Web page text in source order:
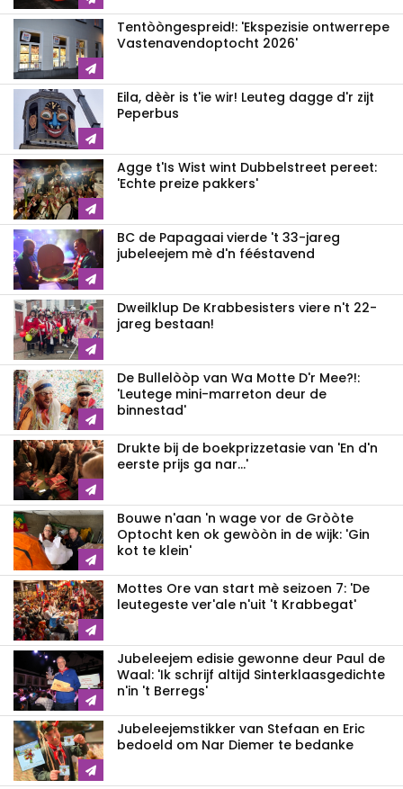
Tentòòngespreid!: 'Ekspezisie ontwerrepe
Vastenavendoptocht 2026'
Eila, dèèr is t'ie wir! Leuteg dagge d'r zijt
Peperbus
Agge t'Is Wist wint Dubbelstreet pereet:
'Echte preize pakkers'
BC de Papagaai vierde 't 33-jareg
jubeleejem mè d'n fééstavend
Dweilklup De Krabbesisters viere n't 22-
jareg bestaan!
De Bullelòòp van Wa Motte D'r Mee?!:
'Leutege mini-marreton deur de
binnestad'
Drukte bij de boekprizzetasie van 'En d'n
eerste prijs ga nar...'
Bouwe n'aan 'n wage vor de Gròòte
Optocht ken ok gewòòn in de wijk: 'Gin
kot te klein'
Mottes Ore van start mè seizoen 7: 'De
leutegeste ver'ale n'uit 't Krabbegat'
Jubeleejem edisie gewonne deur Paul de
Waal: 'Ik schrijf altijd Sinterklaasgedichte
n'in 't Berregs'
Jubeleejemstikker van Stefaan en Eric
bedoeld om Nar Diemer te bedanke